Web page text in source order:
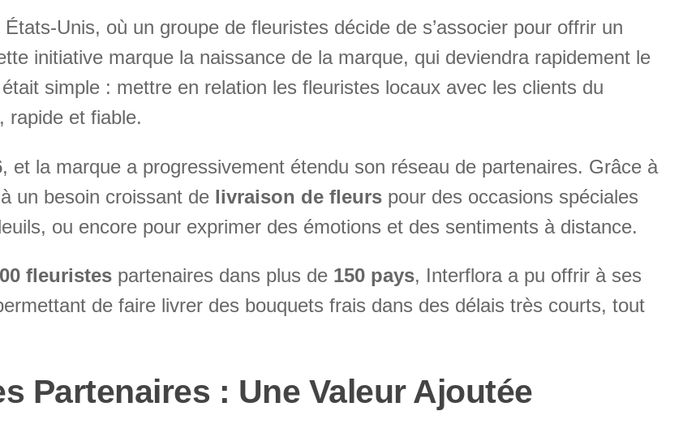
États-Unis, où un groupe de fleuristes décide de s’associer pour offrir un
initiative marque la naissance de la marque, qui deviendra rapidement le
simple : mettre en relation les fleuristes locaux avec les clients du
rapide et fiable.
, et la marque a progressivement étendu son réseau de partenaires. Grâce à
un besoin croissant de livraison de fleurs pour des occasions spéciales
ou encore pour exprimer des émotions et des sentiments à distance.
fleuristes partenaires dans plus de 150 pays, Interflora a pu offrir à ses
de faire livrer des bouquets frais dans des délais très courts, tout
Partenaires : Une Valeur Ajoutée